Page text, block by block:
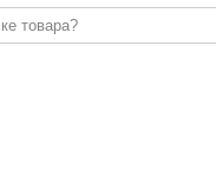
товара?